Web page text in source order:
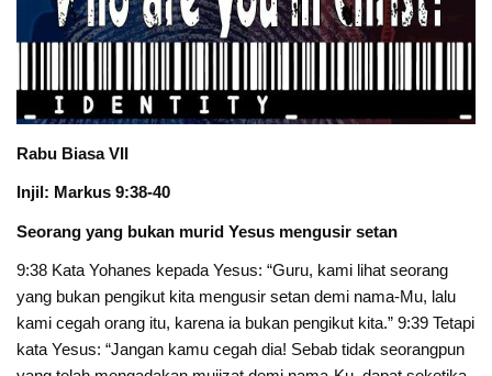
Rabu Biasa VII
Injil: Markus 9:38-40
Seorang yang bukan murid Yesus mengusir setan
9:38 Kata Yohanes kepada Yesus: “Guru, kami lihat seorang
yang bukan pengikut kita mengusir setan demi nama-Mu, lalu
kami cegah orang itu, karena ia bukan pengikut kita.” 9:39 Tetapi
kata Yesus: “Jangan kamu cegah dia! Sebab tidak seorangpun